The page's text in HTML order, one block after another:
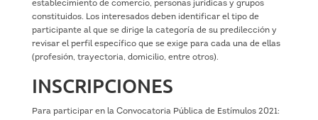
establecimiento de comercio, personas jurídicas y grupos
constituidos. Los interesados deben identificar el tipo de
participante al que se dirige la categoría de su predilección y
revisar el perfil específico que se exige para cada una de ellas
(profesión, trayectoria, domicilio, entre otros).
INSCRIPCIONES
Para participar en la Convocatoria Pública de Estímulos 2021: